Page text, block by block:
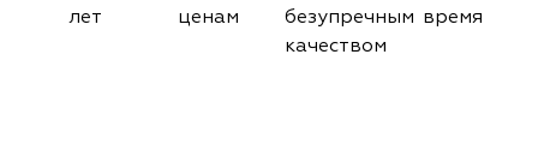
лет
ценам
безупречным
качеством
время